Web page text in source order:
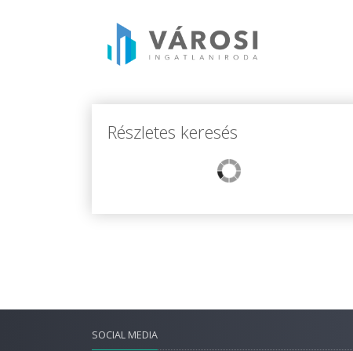
Részletes keresés
SOCIAL MEDIA